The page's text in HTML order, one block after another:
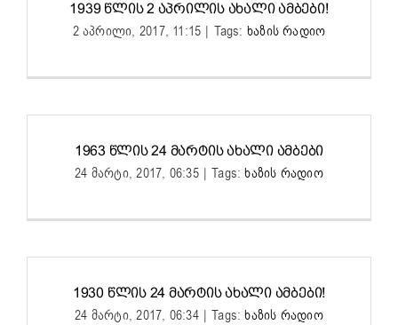
1939 ᲬᲚᲘᲡ 2 ᲐᲞᲠᲘᲚᲘᲡ ᲐᲮᲐᲚᲘ ᲐᲛᲑᲔᲑᲘ!
2 აპრილი, 2017, 11:15 | Tags: ხაზის რადიო
1963 ᲬᲚᲘᲡ 24 ᲛᲐᲠᲢᲘᲡ ᲐᲮᲐᲚᲘ ᲐᲛᲑᲔᲑᲘ
24 მარტი, 2017, 06:35 | Tags:ხაზის რადიო
1930 ᲬᲚᲘᲡ 24 ᲛᲐᲠᲢᲘᲡ ᲐᲮᲐᲚᲘ ᲐᲛᲑᲔᲑᲘ!
24 მარტი, 2017, 06:34 | Tags:ხაზის რადიო